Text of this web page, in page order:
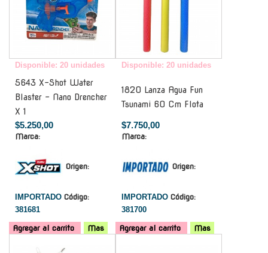
Disponible: 20 unidades
5643 X-Shot Water
Blaster - Nano Drencher
X 1
$5.250,00
Marca:
Origen:
IMPORTADO Código:
381681
Agregar al carrito Mas
Disponible: 20 unidades
1820 Lanza Agua Fun
Tsunami 60 Cm Flota
$7.750,00
Marca:
Origen:
IMPORTADO Código:
381700
Agregar al carrito
Mas